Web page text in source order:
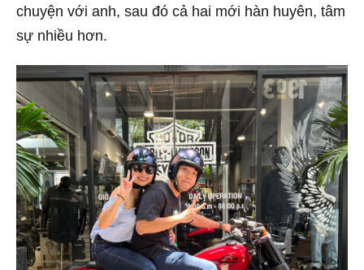
chuyện với anh, sau đó cả hai mới hàn huyên, tâm
sự nhiều hơn.